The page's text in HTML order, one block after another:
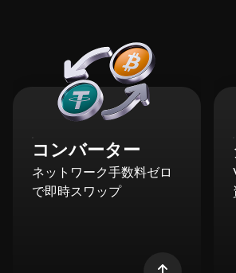
コンバーター
ネットワーク手数料ゼロ
で即時スワップ